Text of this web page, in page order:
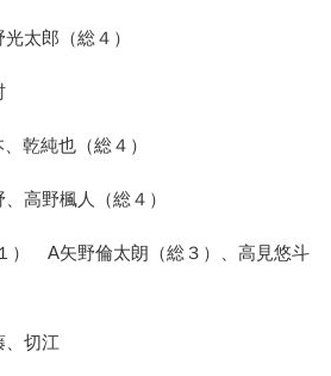
太郎（総４）
乾純也（総４）
高野楓人（総４）
）　A矢野倫太朗（総３）、高見悠斗
、切江